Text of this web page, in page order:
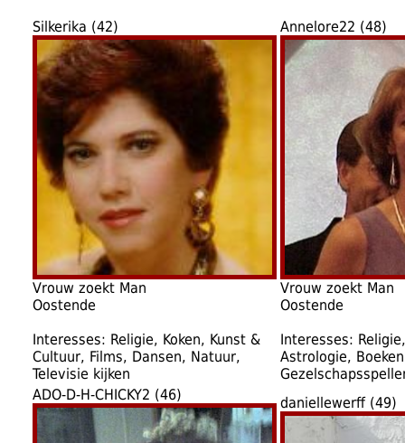
Silkerika (42)
Vrouw zoekt Man
Oostende
Interesses: Religie, Koken, Kunst &
Cultuur, Films, Dansen, Natuur,
Televisie kijken
Annelore22 (48)
Vrouw zoekt Man
Oostende
Interesses:
Astrologie,
ADO-D-H-CHICKY2 (46)
daniellewerff (49)